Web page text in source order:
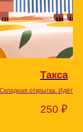
Такса
Складная открытка. Идёт в
открытки.
250 ₽